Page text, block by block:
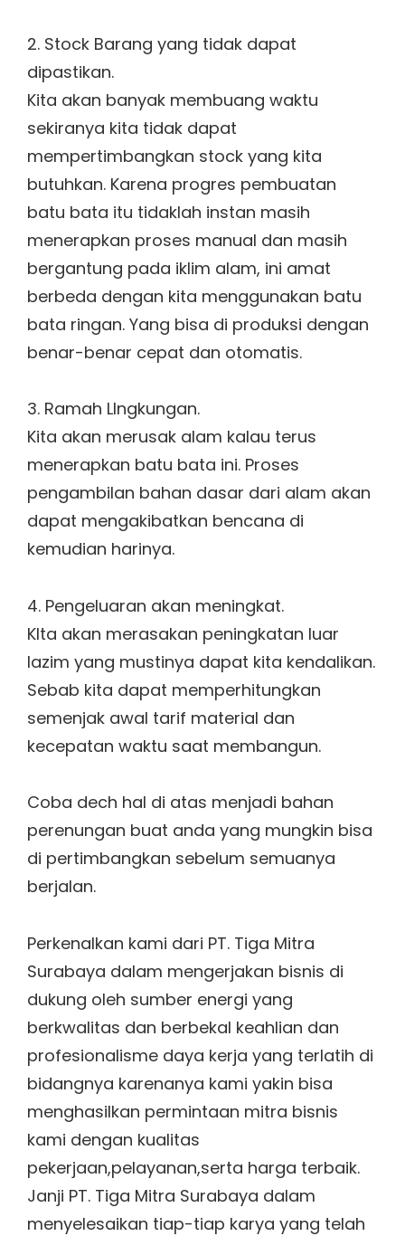
2. Stock Barang yang tidak dapat
dipastikan.
Kita akan banyak membuang waktu
sekiranya kita tidak dapat
mempertimbangkan stock yang kita
butuhkan. Karena progres pembuatan
batu bata itu tidaklah instan masih
menerapkan proses manual dan masih
bergantung pada iklim alam, ini amat
berbeda dengan kita menggunakan batu
bata ringan. Yang bisa di produksi dengan
benar-benar cepat dan otomatis.
3. Ramah LIngkungan.
Kita akan merusak alam kalau terus
menerapkan batu bata ini. Proses
pengambilan bahan dasar dari alam akan
dapat mengakibatkan bencana di
kemudian harinya.
4. Pengeluaran akan meningkat.
KIta akan merasakan peningkatan luar
lazim yang mustinya dapat kita kendalikan.
Sebab kita dapat memperhitungkan
semenjak awal tarif material dan
kecepatan waktu saat membangun.
Coba dech hal di atas menjadi bahan
perenungan buat anda yang mungkin bisa
di pertimbangkan sebelum semuanya
berjalan.
Perkenalkan kami dari PT. Tiga Mitra
Surabaya dalam mengerjakan bisnis di
dukung oleh sumber energi yang
berkwalitas dan berbekal keahlian dan
profesionalisme daya kerja yang terlatih di
bidangnya karenanya kami yakin bisa
menghasilkan permintaan mitra bisnis
kami dengan kualitas
pekerjaan,pelayanan,serta harga terbaik.
Janji PT. Tiga Mitra Surabaya dalam
menyelesaikan tiap-tiap karya yang telah